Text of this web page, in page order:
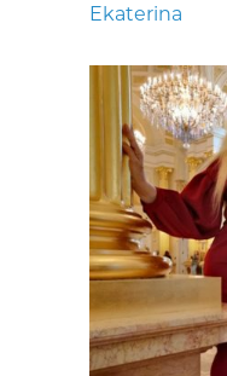
Ekaterina